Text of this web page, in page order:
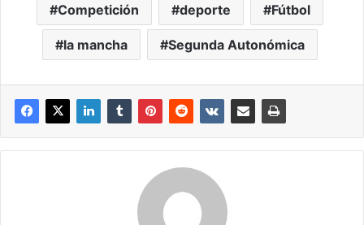
Competición deporte Fútbol
la mancha Segunda Autonómica